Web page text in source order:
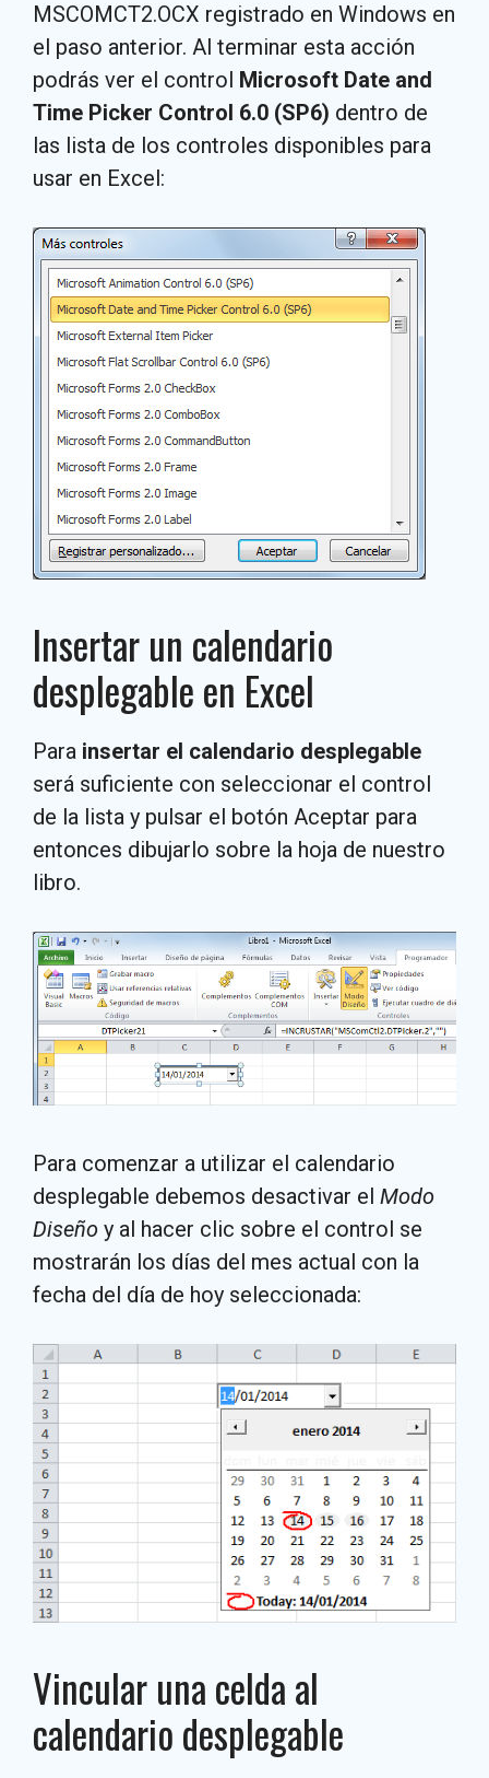
MSCOMCT2.OCX registrado en Windows en
el paso anterior. Al terminar esta acción
podrás ver el control Microsoft Date and
Time Picker Control 6.0 (SP6) dentro de
las lista de los controles disponibles para
usar en Excel:
Insertar un calendario
desplegable en Excel
Para insertar el calendario desplegable
será suficiente con seleccionar el control
de la lista y pulsar el botón Aceptar para
entonces dibujarlo sobre la hoja de nuestro
libro.
Para comenzar a utilizar el calendario
desplegable debemos desactivar el Modo
Diseño y al hacer clic sobre el control se
mostrarán los días del mes actual con la
fecha del día de hoy seleccionada:
Vincular una celda al
calendario desplegable